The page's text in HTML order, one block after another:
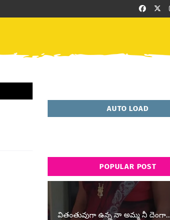
AUTO LOAD
POPULAR POST
వితంతువుగా ఉన్న నా అమ్మ నీ దెంగా..